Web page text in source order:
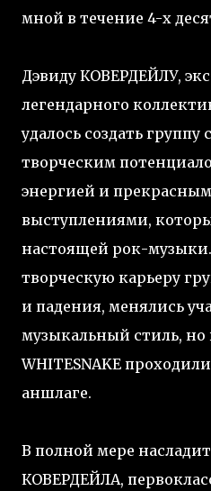
мной в течение 4-х
Дэвиду КОВЕРДЕЙЛУ,
легендарного
удалось создать
творческим
энергией и
выступлениями,
настоящей рок-
творческую карьеру
и падения, менялись
музыкальный стиль, но
WHITESNAKE
аншлаге.
В полной мере
КОВЕРДЕЙЛА,